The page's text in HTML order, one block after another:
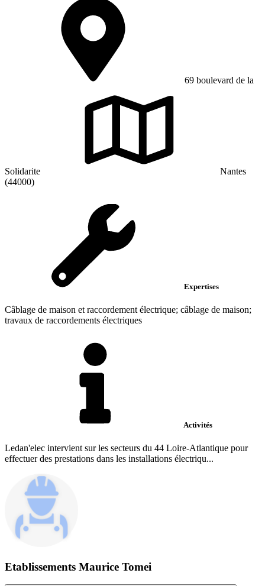
69 boulevard de la
Solidarite
Nantes
(44000)
Expertises
Câblage de maison et raccordement électrique; câblage de maison;
travaux de raccordements électriques
Activités
Ledan'elec intervient sur les secteurs du 44 Loire-Atlantique pour
effectuer des prestations dans les installations électriqu...
Etablissements Maurice Tomei